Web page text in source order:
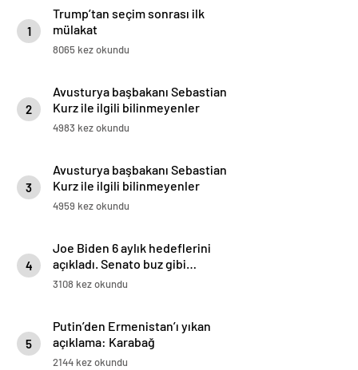
1
Trump’tan seçim sonrası ilk
mülakat
8065 kez okundu
2
Avusturya başbakanı Sebastian
Kurz ile ilgili bilinmeyenler
4983 kez okundu
3
Avusturya başbakanı Sebastian
Kurz ile ilgili bilinmeyenler
4959 kez okundu
4
Joe Biden 6 aylık hedeflerini
açıkladı. Senato buz gibi…
3108 kez okundu
5
Putin’den Ermenistan’ı yıkan
açıklama: Karabağ
Azerbaycan’ın ayrılmaz bir
2144 kez okundu